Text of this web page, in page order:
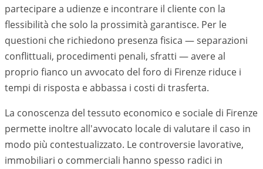
partecipare a udienze e incontrare il cliente con la
flessibilità che solo la prossimità garantisce. Per le
questioni che richiedono presenza fisica — separazioni
conflittuali, procedimenti penali, sfratti — avere al
proprio fianco un avvocato del foro di Firenze riduce i
tempi di risposta e abbassa i costi di trasferta.
La conoscenza del tessuto economico e sociale di Firenze
permette inoltre all'avvocato locale di valutare il caso in
modo più contestualizzato. Le controversie lavorative,
immobiliari o commerciali hanno spesso radici in